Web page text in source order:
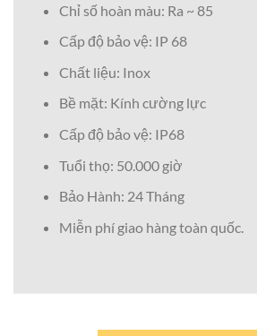
Chỉ số hoàn màu: Ra ~ 85
Cấp độ bảo vệ: IP 68
Chất liệu: Inox
Bề mặt: Kính cường lực
Cấp độ bảo vệ: IP68
Tuổi thọ: 50.000 giờ
Bảo Hành: 24 Tháng
Miễn phí giao hàng toàn quốc.